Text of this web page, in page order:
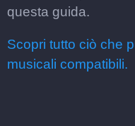
questa guida.
Scopri tutto ciò che
musicali compatibili.